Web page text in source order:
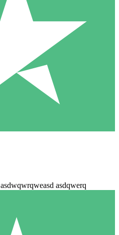
asdwqwrqweasd asdqwerq